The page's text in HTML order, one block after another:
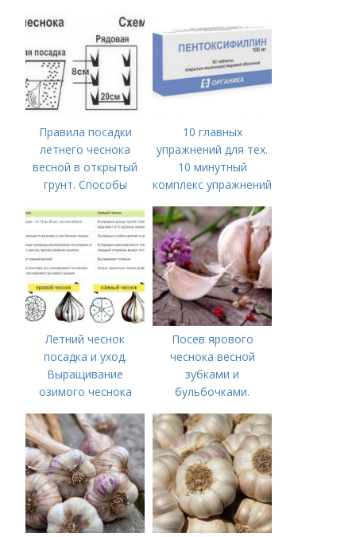
Правила посадки
летнего чеснока
весной в открытый
грунт. Способы
10 главных
упражнений для тех.
10 минутный
комплекс упражнений
времени на спорт
Летний чеснок
посадка и уход.
Выращивание
озимого чеснока
Посев ярового
чеснока весной
зубками и
бульбочками.
посадки озимого
чеснока